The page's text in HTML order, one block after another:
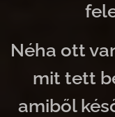
Néha ott
mit tett
amiből